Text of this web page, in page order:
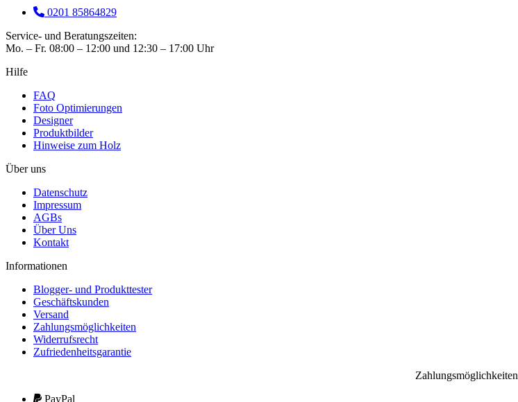
0201 85864829
Service- und Beratungszeiten:
Mo. – Fr. 08:00 – 12:00 und 12:30 – 17:00 Uhr
Hilfe
FAQ
Foto Optimierungen
Designer
Produktbilder
Hinweise zum Holz
Über uns
Datenschutz
Impressum
AGBs
Über Uns
Kontakt
Informationen
Blogger- und Produkttester
Geschäftskunden
Versand
Zahlungsmöglichkeiten
Widerrufsrecht
Zufriedenheitsgarantie
Zahlungsmöglichkeiten
PayPal